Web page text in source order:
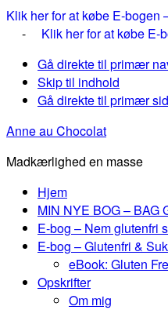
Klik her for at købe E-bogen
- Klik her for at købe E-
Gå direkte til primær
Skip til indhold
Gå direkte til primær
Anne au Chocolat
Madkærlighed en masse
Hjem
MIN NYE BOG – BAG
E-bog – Nem glutenfri
E-bog – Glutenfri &
eBook: Gluten
Opskrifter
Om mig